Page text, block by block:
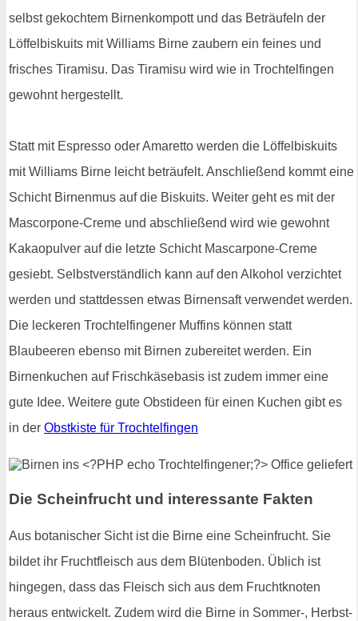
selbst gekochtem Birnenkompott und das Beträufeln der
Löffelbiskuits mit Williams Birne zaubern ein feines und
frisches Tiramisu. Das Tiramisu wird wie in Trochtelfingen
gewohnt hergestellt.
Statt mit Espresso oder Amaretto werden die Löffelbiskuits
mit Williams Birne leicht beträufelt. Anschließend kommt eine
Schicht Birnenmus auf die Biskuits. Weiter geht es mit der
Mascorpone-Creme und abschließend wird wie gewohnt
Kakaopulver auf die letzte Schicht Mascarpone-Creme
gesiebt. Selbstverständlich kann auf den Alkohol verzichtet
werden und stattdessen etwas Birnensaft verwendet werden.
Die leckeren Trochtelfingener Muffins können statt
Blaubeeren ebenso mit Birnen zubereitet werden. Ein
Birnenkuchen auf Frischkäsebasis ist zudem immer eine
gute Idee. Weitere gute Obstideen für einen Kuchen gibt es
in der Obstkiste für Trochtelfingen
Die Scheinfrucht und interessante Fakten
Aus botanischer Sicht ist die Birne eine Scheinfrucht. Sie
bildet ihr Fruchtfleisch aus dem Blütenboden. Üblich ist
hingegen, dass das Fleisch sich aus dem Fruchtknoten
heraus entwickelt. Zudem wird die Birne in Sommer-, Herbst-